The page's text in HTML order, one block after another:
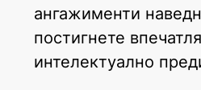
ангажименти
постигнете
интелектуално